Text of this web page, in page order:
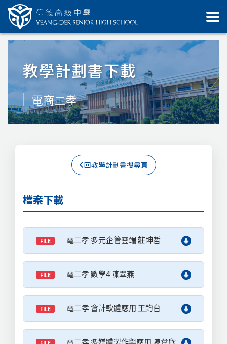
教學計劃書下載
電商二孝
回教學計劃書搜尋頁
檔案下載
FILE 電二孝 多元企管雲端 莊坤哲
FILE 電二孝 數學4 陳翠燕
FILE 電二孝 會計軟體應用 王鈞台
電二孝 多媒體製作與應用 陳韋欣